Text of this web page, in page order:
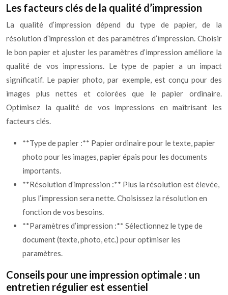
Les facteurs clés de la qualité d’impression
La qualité d’impression dépend du type de papier, de la
résolution d’impression et des paramètres d’impression. Choisir
le bon papier et ajuster les paramètres d’impression améliore la
qualité de vos impressions. Le type de papier a un impact
significatif. Le papier photo, par exemple, est conçu pour des
images plus nettes et colorées que le papier ordinaire.
Optimisez la qualité de vos impressions en maîtrisant les
facteurs clés.
**Type de papier :** Papier ordinaire pour le texte, papier
photo pour les images, papier épais pour les documents
importants.
**Résolution d’impression :** Plus la résolution est élevée,
plus l’impression sera nette. Choisissez la résolution en
fonction de vos besoins.
**Paramètres d’impression :** Sélectionnez le type de
document (texte, photo, etc.) pour optimiser les
paramètres.
Conseils pour une impression optimale : un
entretien régulier est essentiel